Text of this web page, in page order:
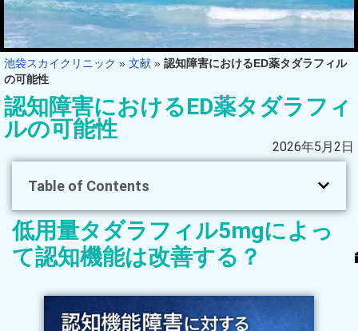
池袋スカイクリニック » 文献 » 認知障害におけるED薬タダラフィル
の可能性
認知障害におけるED薬タダラフィ
ルの可能性
2026年5月2日
Table of Contents
低用量タダラフィル5mgによっ
て認知機能は改善する？